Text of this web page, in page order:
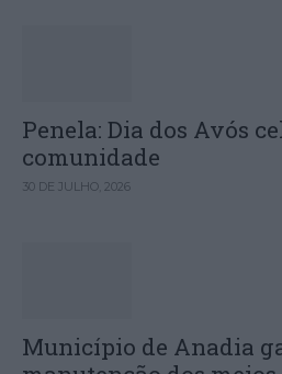
Penela: Dia dos Avós
comunidade
30 DE JULHO, 2026
Município de Anadia